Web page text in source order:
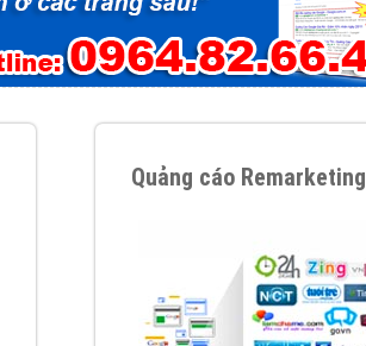
Quảng cáo Remarketing